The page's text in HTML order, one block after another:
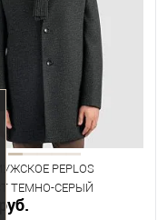
PEPLOS
CT ТЕМНО-СЕРЫЙ